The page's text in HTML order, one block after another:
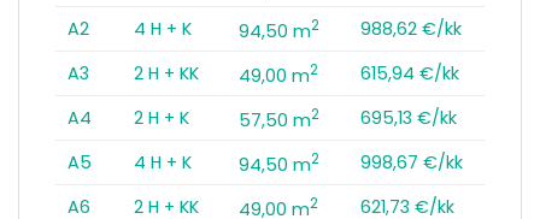
A2
4 H + K 94,50 m2
988,62 €/kk
A3
2 H + KK 49,00 m2
615,94 €/kk
A4
2 H + K 57,50 m2
695,13 €/kk
A5
4 H + K 94,50 m2
998,67 €/kk
A6
2 H + KK 49,00 m2
621,73 €/kk